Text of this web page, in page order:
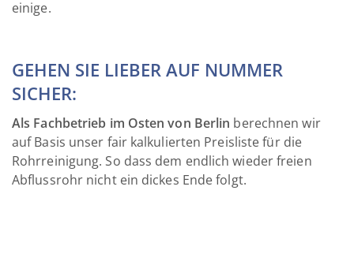
einige.
GEHEN SIE LIEBER AUF NUMMER
SICHER:
Als Fachbetrieb im Osten von Berlin berechnen wir
auf Basis unser fair kalkulierten Preisliste für die
Rohrreinigung. So dass dem endlich wieder freien
Abflussrohr nicht ein dickes Ende folgt.